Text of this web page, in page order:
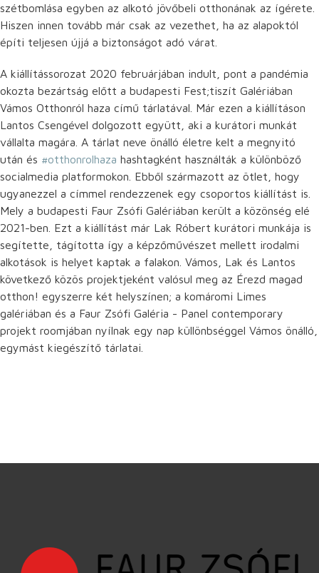
szétbomlása egyben az alkotó jövőbeli otthonának az ígérete.
Hiszen innen tovább már csak az vezethet, ha az alapoktól
építi teljesen újjá a biztonságot adó várat.
A kiállítássorozat 2020 februárjában indult, pont a pandémia
okozta bezártság előtt a budapesti Fest;tiszít Galériában
Vámos Otthonról haza című tárlatával. Már ezen a kiállításon
Lantos Csengével dolgozott együtt, aki a kurátori munkát
vállalta magára. A tárlat neve önálló életre kelt a megnyitó
után és #otthonrolhaza hashtagként használták a különböző
socialmedia platformokon. Ebből származott az ötlet, hogy
ugyanezzel a címmel rendezzenek egy csoportos kiállítást is.
Mely a budapesti Faur Zsófi Galériában került a közönség elé
2021-ben. Ezt a kiállítást már Lak Róbert kurátori munkája is
segítette, tágította így a képzőművészet mellett irodalmi
alkotások is helyet kaptak a falakon. Vámos, Lak és Lantos
következő közös projektjeként valósul meg az Érezd magad
otthon! egyszerre két helyszínen; a komáromi Limes
galériában és a Faur Zsófi Galéria - Panel contemporary
projekt roomjában nyílnak egy nap küllönbséggel Vámos önálló,
egymást kiegészítő tárlatai.